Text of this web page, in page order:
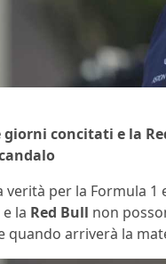
giorni concitati e la
verità per la Formula
e la Red Bull non
quando arriverà la